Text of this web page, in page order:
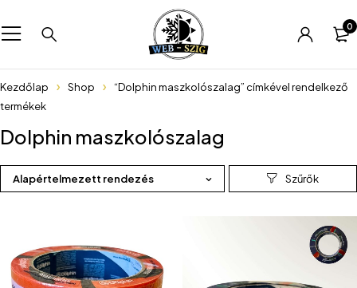
0
Kezdőlap Shop
“Dolphin maszkolószalag” címkével rendelkező
termékek
Dolphin maszkolószalag
Alapértelmezett rendezés